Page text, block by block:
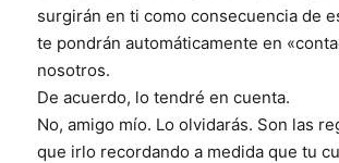
surgirán en ti como consecuencia de
te pondrán automáticamente en
nosotros.
De acuerdo, lo tendré en cuenta.
No, amigo mío. Lo olvidarás. Son las
que irlo recordando a medida que tu